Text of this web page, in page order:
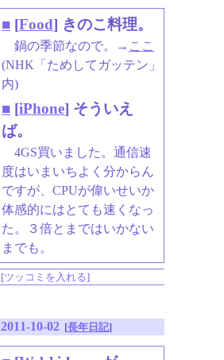
■[Food] きのこ料理。
鍋の季節なので。→ ここ
(NHK「ためしてガッテン」
内)
■[iPhone] そういえ
ば。
4GS買いました。通信速
度はいまいちよく分からん
ですが、CPUが偉いせいか
体感的にはとても速くなっ
た。３倍とまではいかない
までも。
[ツッコミを入れる]
2011-10-02 [長年日記]